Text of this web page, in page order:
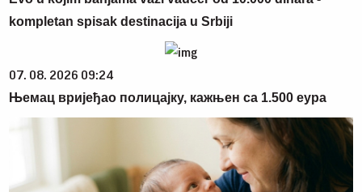
kompletan spisak destinacija u Srbiji
07. 08. 2026 09:24
Њемац вријеђао полицајку, кажњен са 1.500 еура